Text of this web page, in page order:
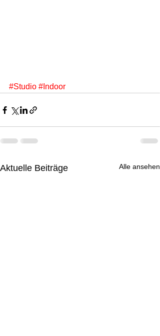
#Studio #Indoor
Aktuelle Beiträge Alle ansehen